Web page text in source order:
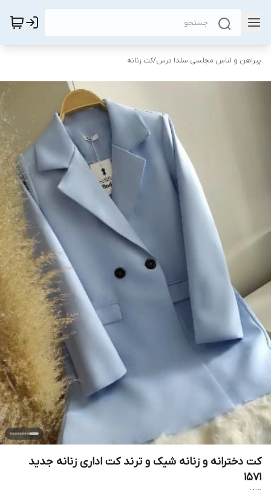
پیراهن و لباس مجلسی سلدا درس/کت زنانه
کت دخترانه و زنانه شیک و ترند کت اداری زنانه جدید
۱۵۷۱